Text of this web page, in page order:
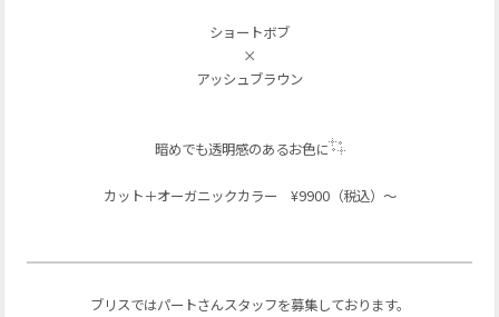
ショートボブ
×
アッシュブラウン
暗めでも透明感のあるお色に
カット＋オーガニックカラー ¥9900（税込）〜
ブリスではパートさんスタッフを募集しております。